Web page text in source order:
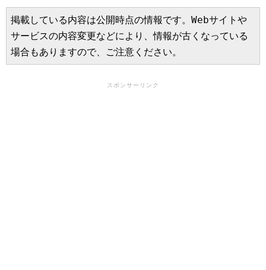
掲載している内容は公開時点の情報です。Webサイトや
サービスの内容変更などにより、情報が古くなっている
場合もありますので、ご注意ください。
スポンサーリンク